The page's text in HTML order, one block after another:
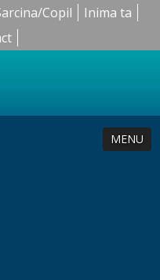
Copil
Inima ta
MENU